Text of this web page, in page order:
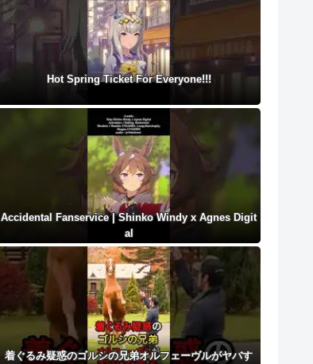
Hot Spring Ticket For Everyone!!!
Accidental Fanservice | Shinko Windy x Agnes Digit
al
着ぐるみ疑惑のゴルシの兄弟オルフェーヴルがヤバす